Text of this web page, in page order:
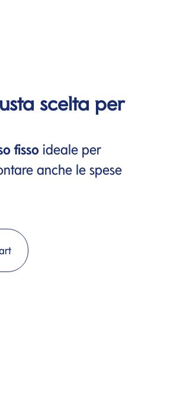
scelta per
fisso ideale per
anche le spese